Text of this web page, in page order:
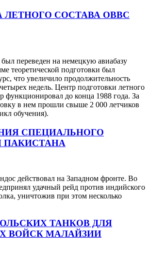
ЛЕТНОГО СОСТАВА ОВВС
переведен на немецкую авиабазу
теоретической подготовки был
что увеличило продолжительность
недель. Центр подготовки летного
функционировал до конца 1988 года. За
в нем прошли свыше 2 000 летчиков
обучения).
СПЕЦИАЛЬНОГО
ПАКИСТАНА
действовал на Западном фронте. Во
удачный рейд против индийского
уничтожив при этом несколько
ТАНКОВ ДЛЯ
ВОЙСК МАЛАЙЗИИ